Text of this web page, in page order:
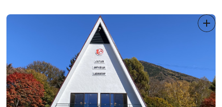
した「ダムカレー」や地元のそば粉を使った「そば」・「鹿肉コロ
ッケ」が人気です。駐車場には「電気自動車用急速充電器」も設置
されています。新緑、紅葉、雪景色、四季折々の自然も満喫できる
標高６００ｍの道の駅です。ぜひお気軽にお立ち寄りください。